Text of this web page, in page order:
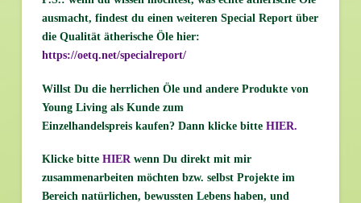
ausmacht, findest du einen weiteren Special Report über
die Qualität ätherische Öle hier:
https://oetq.net/specialreport/
Willst Du die herrlichen Öle und andere Produkte von
Young Living als Kunde zum
Einzelhandelspreis kaufen? Dann klicke bitte HIER.
Klicke bitte HIERwenn Du direkt mit mir
zusammenarbeiten möchten bzw. selbst Projekte im
Bereich natürlichen, bewussten Lebens haben, und